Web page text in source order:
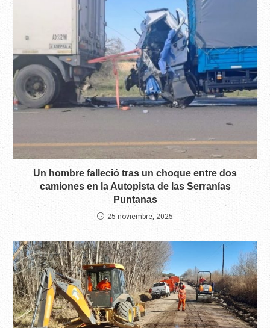
Un hombre falleció tras un choque entre dos
camiones en la Autopista de las Serranías
Puntanas
25 noviembre, 2025